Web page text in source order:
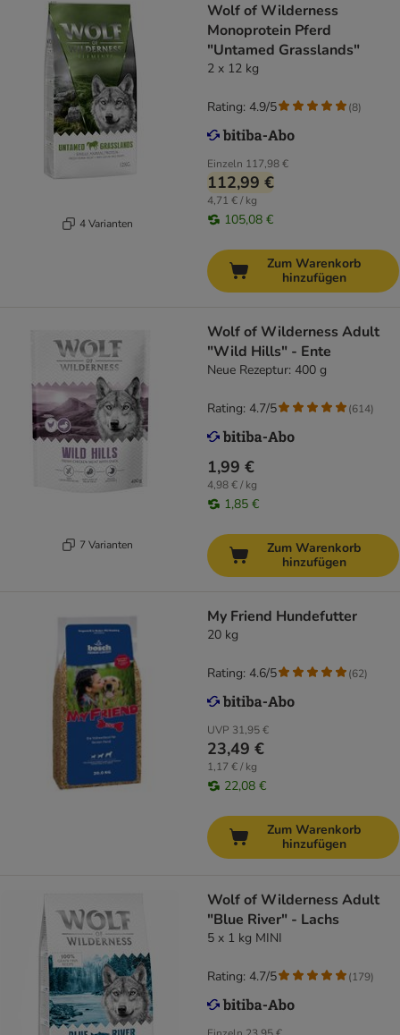
4 Varianten
Wolf of Wilderness
Monoprotein Pferd
"Untamed Grasslands"
2 x 12 kg
Einzeln 117,98 €
112,99 €
4,71 € / kg
105,08 €
Rating: 4.9/5 (8)
Zum Warenkorb
hinzufügen
7 Varianten
Wolf of Wilderness Adult
"Wild Hills" - Ente
Neue Rezeptur: 400 g
1,99 €
4,98 € / kg
1,85 €
Rating: 4.7/5 (614)
Zum Warenkorb
hinzufügen
My Friend Hundefutter
20 kg
UVP 31,95 €
23,49 €
1,17 € / kg
22,08 €
Rating: 4.6/5 (62)
Zum Warenkorb
hinzufügen
Wolf of Wilderness Adult
"Blue River" - Lachs
5 x 1 kg MINI
Rating: 4.7/5 (179)